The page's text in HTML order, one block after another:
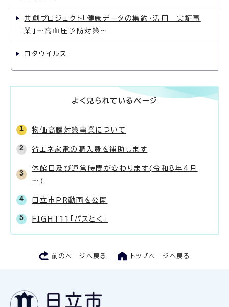
共創プロジェクト「健康データの集約・活用 実証事
業」〜高血圧予防対策〜
ロタウイルス
よく見られているページ
物価高騰対策事業について
省エネ家電の購入費を補助します
休館日及び運営時間が変わります(令和8年4月
～)
日立市PR動画を公開
FIGHT11「パスとく」
前のページへ戻る トップページへ戻る